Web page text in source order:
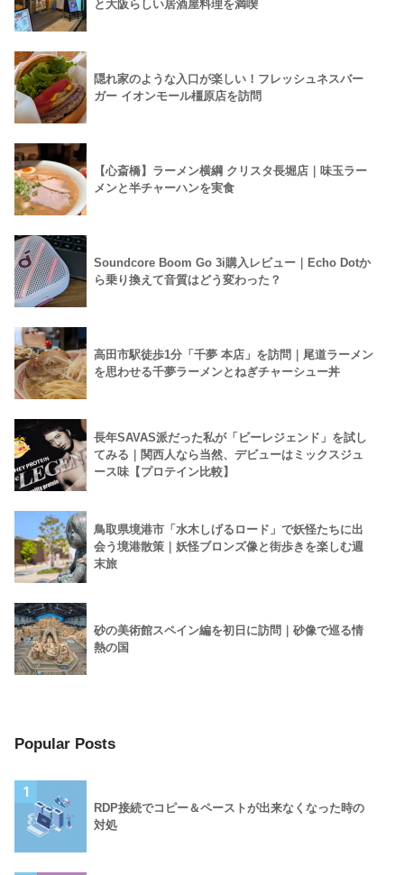
と大阪らしい居酒屋料理を満喫
隠れ家のような入口が楽しい！フレッシュネスバー
ガー イオンモール橿原店を訪問
【心斎橋】ラーメン横綱 クリスタ長堀店｜味玉ラー
メンと半チャーハンを実食
Soundcore Boom Go 3i購入レビュー｜Echo Dotか
ら乗り換えて音質はどう変わった？
高田市駅徒歩1分「千夢 本店」を訪問｜尾道ラーメン
を思わせる千夢ラーメンとねぎチャーシュー丼
長年SAVAS派だった私が「ビーレジェンド」を試し
てみる｜関西人なら当然、デビューはミックスジュ
ース味【プロテイン比較】
鳥取県境港市「水木しげるロード」で妖怪たちに出
会う境港散策｜妖怪ブロンズ像と街歩きを楽しむ週
末旅
砂の美術館スペイン編を初日に訪問｜砂像で巡る情
熱の国
Popular Posts
1
RDP接続でコピー＆ペーストが出来なくなった時の
対処